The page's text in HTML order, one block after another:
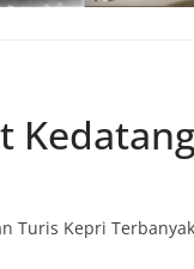
Turis Kepri